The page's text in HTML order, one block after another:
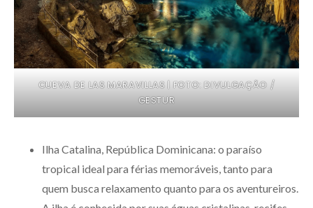
CUEVA DE LAS MARAVILLAS | FOTO: DIVULGAÇÃO /
GESTUR
Ilha Catalina, República Dominicana: o paraíso
tropical ideal para férias memoráveis, tanto para
quem busca relaxamento quanto para os aventureiros.